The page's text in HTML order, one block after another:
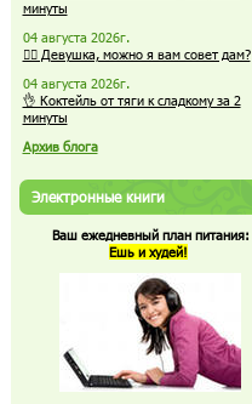
минуты
04 августа 2026г.
🏋️‍♀️ Девушка, можно я вам совет дам?
04 августа 2026г.
👌 Коктейль от тяги к сладкому за 2
минуты
Архив блога
Электронные книги
Ваш ежедневный план питания:
Ешь и худей!